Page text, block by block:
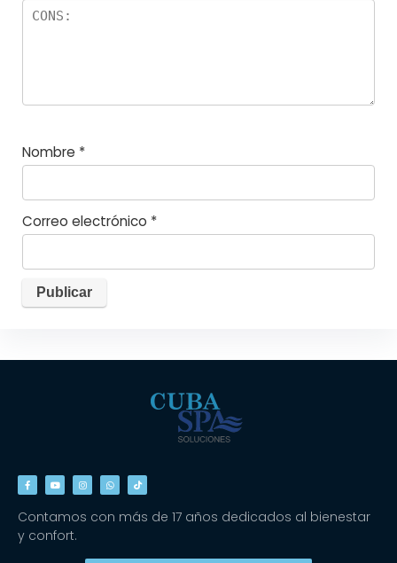
Nombre *
Correo electrónico *
Contamos con más de 17 años dedicados al bienestar
y confort.